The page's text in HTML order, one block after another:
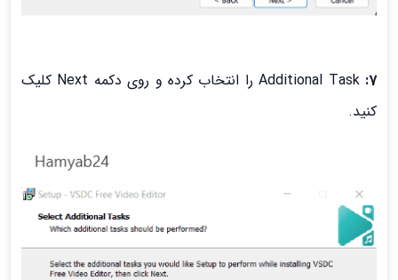
7:
Additional Task را انتخاب کرده و روی دکمه Next کلیک
کنید.